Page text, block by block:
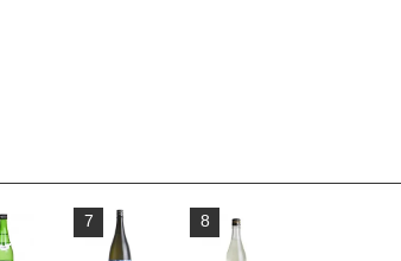
7 8